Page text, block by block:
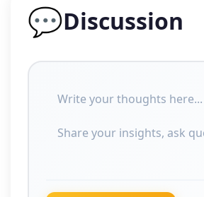
💬Discussion